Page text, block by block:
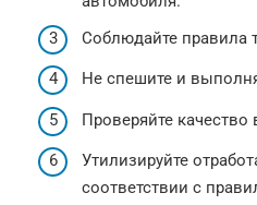
Соблюдайте правила
Не спешите и
Проверяйте
Утилизируйте
соответствии с